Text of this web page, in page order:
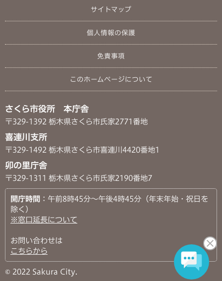
サイトマップ
個人情報の保護
免責事項
このホームページについて
さくら市役所 本庁舎
〒329-1392 栃木県さくら市氏家2771番地
喜連川支所
〒329-1492 栃木県さくら市喜連川4420番地1
卯の里庁舎
〒329-1311 栃木県さくら市氏家2190番地7
開庁時間 ：午前8時45分～午後4時45分（年末年始・祝日を
除く）
※窓口延長について
お問い合わせは
こちらから
© 2022 Sakura City.